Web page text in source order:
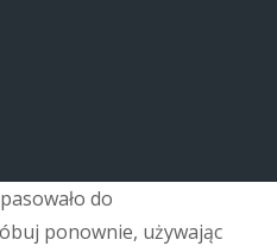
do
ponownie, używając